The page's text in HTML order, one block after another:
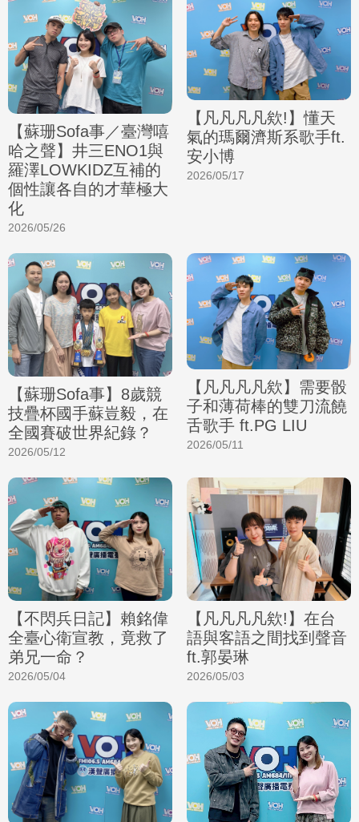
【蘇珊Sofa事／臺灣嘻
哈之聲】井三ENO1與
羅澤LOWKIDZ互補的
個性讓各自的才華極大
化
2026/05/26
【凡凡凡凡欸!】懂天
氣的瑪爾濟斯系歌手ft.
安小博
2026/05/17
【蘇珊Sofa事】8歲競
技疊杯國手蘇豈毅，在
全國賽破世界紀錄？
2026/05/12
【凡凡凡凡欸】需要骰
子和薄荷棒的雙刀流饒
舌歌手 ft.PG LIU
2026/05/11
【不閃兵日記】賴銘偉
全臺心衛宣教，竟救了
弟兄一命？
2026/05/04
【凡凡凡凡欸!】在台
語與客語之間找到聲音
ft.郭晏琳
2026/05/03